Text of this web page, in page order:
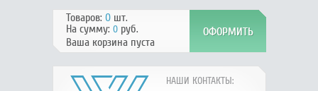
НАШИ КОНТАКТЫ:
Товаров: 0шт.
На сумму: 0руб.
Ваша корзина пуста